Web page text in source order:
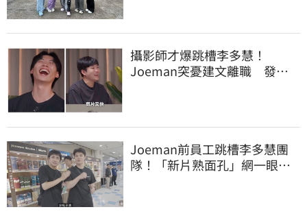
攝影師才爆跳槽李多慧！
Joeman突憂建文離職 發聲
Joeman前員工跳槽李多慧團
隊！「新片熟面孔」網一眼秒